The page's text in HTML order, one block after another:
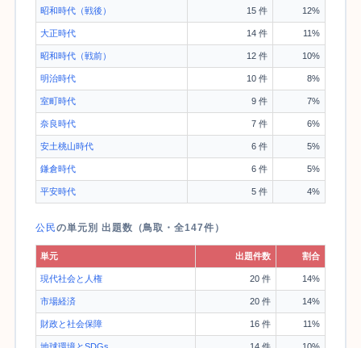
昭和時代（戦後） 15 件 12%
大正時代 14 件 11%
昭和時代（戦前） 12 件 10%
明治時代 10 件 8%
室町時代 9 件 7%
奈良時代 7 件 6%
安土桃山時代 6 件 5%
鎌倉時代 6 件 5%
平安時代 5 件 4%
公民の単元別 出題数（鳥取・全147件）
単元 出題件数 割合
現代社会と人権 20 件 14%
市場経済 20 件 14%
財政と社会保障 16 件 11%
地球環境とSDGs 14 件 10%